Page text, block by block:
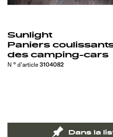
Sunlight
Paniers
des camping-cars
N ° d'article 3104082
Dans la